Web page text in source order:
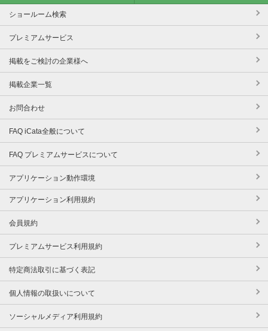
ショールーム検索
プレミアムサービス
掲載をご検討の企業様へ
掲載企業一覧
お問合わせ
FAQ iCata全般について
FAQ プレミアムサービスについて
アプリケーション動作環境
アプリケーション利用規約
会員規約
プレミアムサービス利用規約
特定商法取引に基づく表記
個人情報の取扱いについて
ソーシャルメディア利用規約